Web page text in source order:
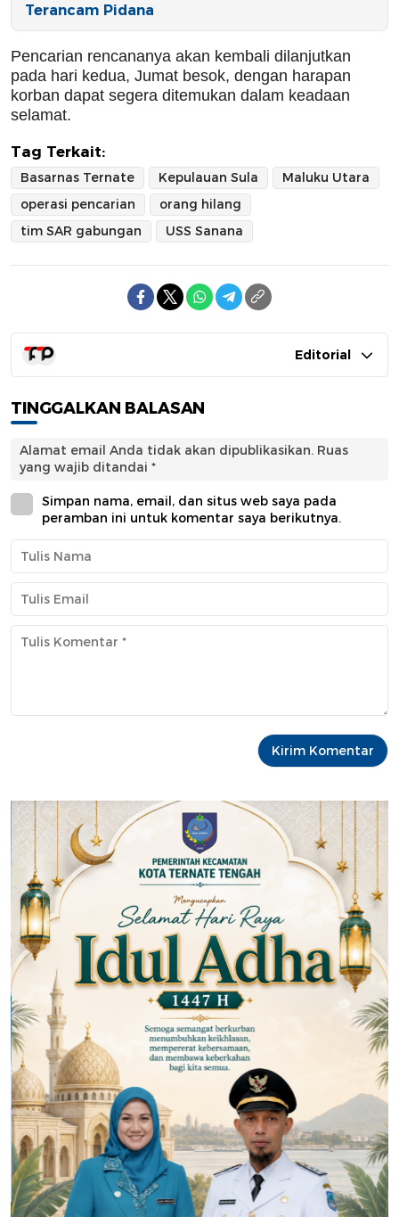
Terancam Pidana
Pencarian rencananya akan kembali dilanjutkan
pada hari kedua, Jumat besok, dengan harapan
korban dapat segera ditemukan dalam keadaan
selamat.
Tag Terkait:
Basarnas Ternate Kepulauan Sula
Maluku Utara
operasi pencarian
orang hilang
tim SAR gabungan
USS Sanana
Editorial
TINGGALKAN BALASAN
Alamat email Anda tidak akan dipublikasikan. Ruas
yang wajib ditandai *
Simpan nama, email, dan situs web saya pada
peramban ini untuk komentar saya berikutnya.